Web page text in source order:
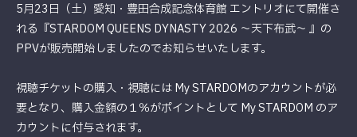
5月23日（土）愛知・豊田合成記念体育館 エントリオにて開催さ
れる『STARDOM QUEENS DYNASTY 2026 〜天下布武〜 』の
PPVが販売開始しましたのでお知らせいたします。
視聴チケットの購入・視聴には My STARDOMのアカウントが必
要となり、購入金額の１％がポイントとして My STARDOM のア
カウントに付与されます。